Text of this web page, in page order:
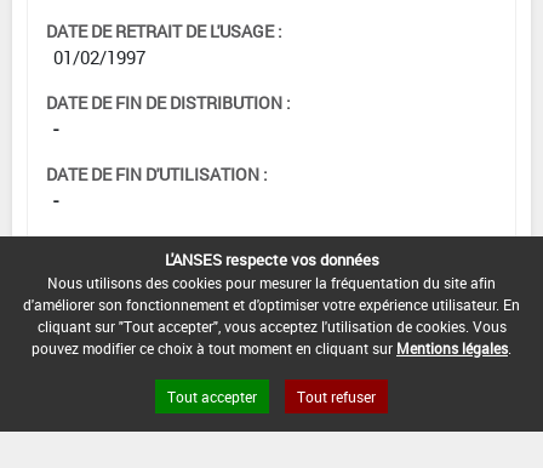
DATE DE RETRAIT DE L'USAGE :
01/02/1997
DATE DE FIN DE DISTRIBUTION :
-
DATE DE FIN D'UTILISATION :
-
L'ANSES respecte vos données
Nous utilisons des cookies pour mesurer la fréquentation du site afin
d'améliorer son fonctionnement et d'optimiser votre expérience utilisateur. En
cliquant sur "Tout accepter", vous acceptez l'utilisation de cookies. Vous
pouvez modifier ce choix à tout moment en cliquant sur Mentions légales
Tout accepter Tout refuser